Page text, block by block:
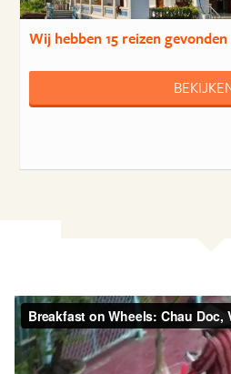
Wij hebben15 reizengevonden